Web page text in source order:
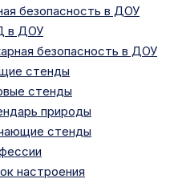
безопасность в ДОУ
в ДОУ
безопасность в ДОУ
стенды
стенды
природы
стенды
настроения